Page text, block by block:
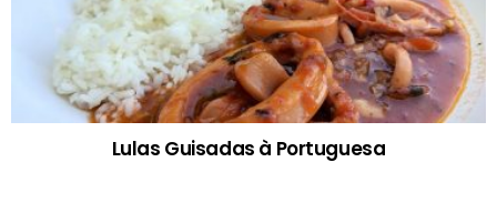
Lulas Guisadas à Portuguesa